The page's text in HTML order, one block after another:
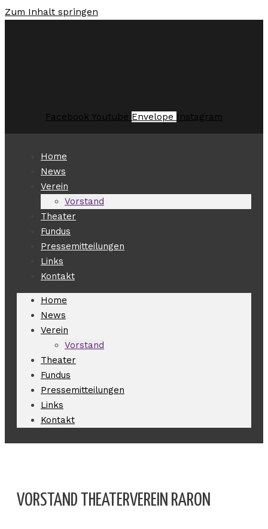
Zum Inhalt springen
Facebook Youtube Envelope Instagram
Home
News
Verein
Vorstand
Theater
Fundus
Pressemitteilungen
Links
Kontakt
Home
News
Verein
Vorstand
Theater
Fundus
Pressemitteilungen
Links
Kontakt
VORSTAND THEATERVEREIN RARON